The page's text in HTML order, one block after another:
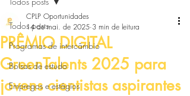
Todos posts
Programas de intercâmbio
Bolsas de estudo
Empregos e estágios
PRÊMIO DIGITAL
GreenTalents 2025 para
jovens cientistas aspirantes
CPLP Oportunidades
14 de mai. de 2025 3 min de leitura